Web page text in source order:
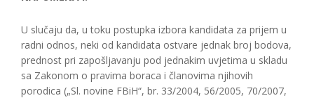
U slučaju da, u toku postupka izbora kandidata za prijem u
radni odnos, neki od kandidata ostvare jednak broj bodova,
prednost pri zapošljavanju pod jednakim uvjetima u skladu
sa Zakonom o pravima boraca i članovima njihovih
porodica („Sl. novine FBiH“, br. 33/2004, 56/2005, 70/2007,